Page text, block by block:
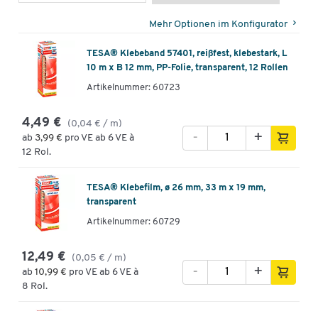
Mehr Optionen im Konfigurator
TESA® Klebeband 57401, reißfest, klebestark, L
10 m x B 12 mm, PP-Folie, transparent, 12 Rollen
Artikelnummer: 60723
4,49 €
(0,04 € / m)
ab 3,99 € pro VE ab 6 VE à
12 Rol.
+
-
TESA® Klebefilm, ø 26 mm, 33 m x 19 mm,
transparent
Artikelnummer: 60729
12,49 €
(0,05 € / m)
ab 10,99 € pro VE ab 6 VE à
8 Rol.
+
-